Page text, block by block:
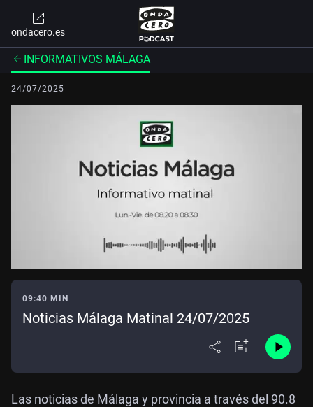
ondacero.es
INFORMATIVOS MÁLAGA
24/07/2025
09:40 MIN
Noticias Málaga Matinal 24/07/2025
Las noticias de Málaga y provincia a través del 90.8